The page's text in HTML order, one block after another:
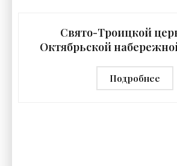
Свято-Троицкой
Октябрьской
строительства»
Подробнее